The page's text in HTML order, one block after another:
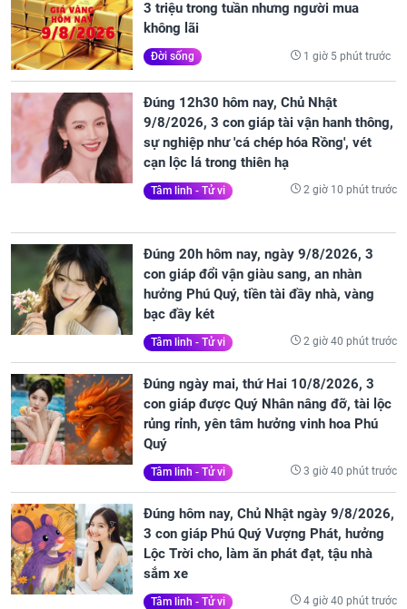
3 triệu trong tuần nhưng người mua
không lãi
Đời sống 1 giờ 5 phút trước
Đúng 12h30 hôm nay, Chủ Nhật
9/8/2026, 3 con giáp tài vận hanh thông,
sự nghiệp như 'cá chép hóa Rồng', vét
cạn lộc lá trong thiên hạ
Tâm linh - Tử vi 2 giờ 10 phút trước
Đúng 20h hôm nay, ngày 9/8/2026, 3
con giáp đổi vận giàu sang, an nhàn
hưởng Phú Quý, tiền tài đầy nhà, vàng
bạc đầy két
Tâm linh - Tử vi 2 giờ 40 phút trước
Đúng ngày mai, thứ Hai 10/8/2026, 3
con giáp được Quý Nhân nâng đỡ, tài lộc
rủng rỉnh, yên tâm hưởng vinh hoa Phú
Quý
Tâm linh - Tử vi 3 giờ 40 phút trước
Đúng hôm nay, Chủ Nhật ngày 9/8/2026,
3 con giáp Phú Quý Vượng Phát, hưởng
Lộc Trời cho, làm ăn phát đạt, tậu nhà
sắm xe
Tâm linh - Tử vi 4 giờ 40 phút trước